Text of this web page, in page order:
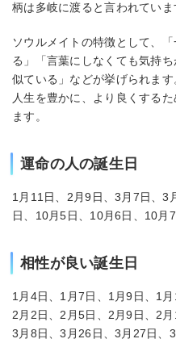
柄は多岐に渡ると言われていま
ソウルメイトの特徴として、
る」「言葉にしなくても気持
似ている」などが挙げられま
人生を豊かに、より良くする
ます。
運命の人の誕生日
1月11日、2月9日、3月7日、3
日、10月5日、10月6日、10月
相性が良い誕生日
1月4日、1月7日、1月9日、1
2月2日、2月5日、2月9日、2
3月8日、3月26日、3月27日、